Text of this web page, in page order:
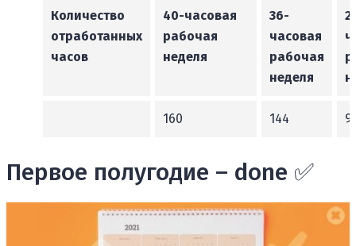
Количество
отработанных
часов
40-часовая
рабочая
неделя
36-
часовая
рабочая
неделя
160 144
Первое полугодие – done ✅